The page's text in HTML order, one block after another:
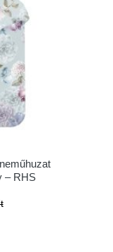
– RHS